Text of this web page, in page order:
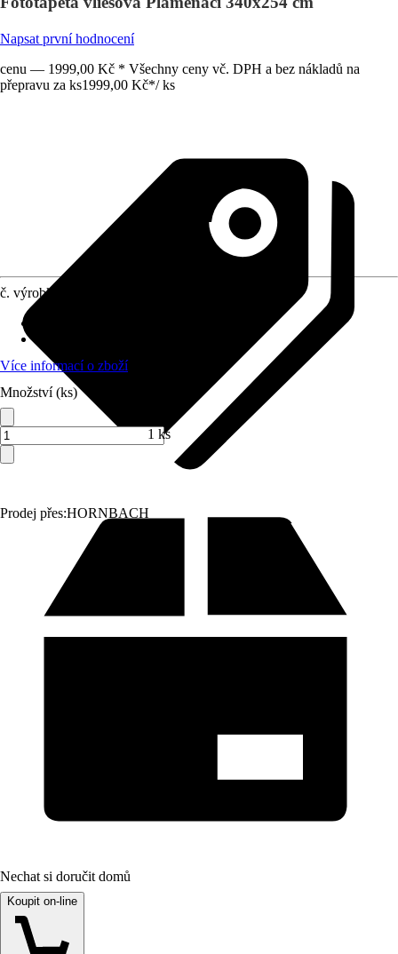
Napsat první hodnocení
cenu — 1999,00 Kč * Všechny ceny vč. DPH a bez nákladů na
přepravu za ks1999,00 Kč*/ ks
Prodej přes:HORNBACH
č. výrobku
Více informací o zboží
Množství (ks)
1 ks
Nechat si doručit domů
Koupit on-line